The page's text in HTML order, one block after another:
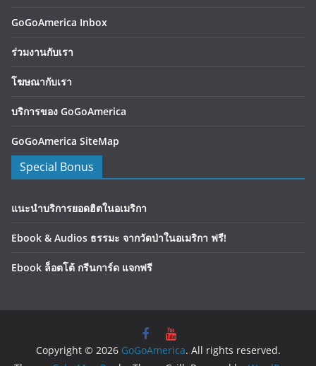
GoGoAmerica Inbox
ร่วมงานกับเรา
โฆษณากับเรา
บริการของ GoGoAmerica
GoGoAmerica SiteMap
Special Bonus
แนะนำบริการยอดฮิตในอเมริกา
Ebook & Audios ธรรมะ จากวัดป่าในอเมริกา ฟรี!
Ebook ล็อตโต้ กรีนการ์ด แจกฟรี
Copyright © 2026 GoGoAmerica. All rights reserved.